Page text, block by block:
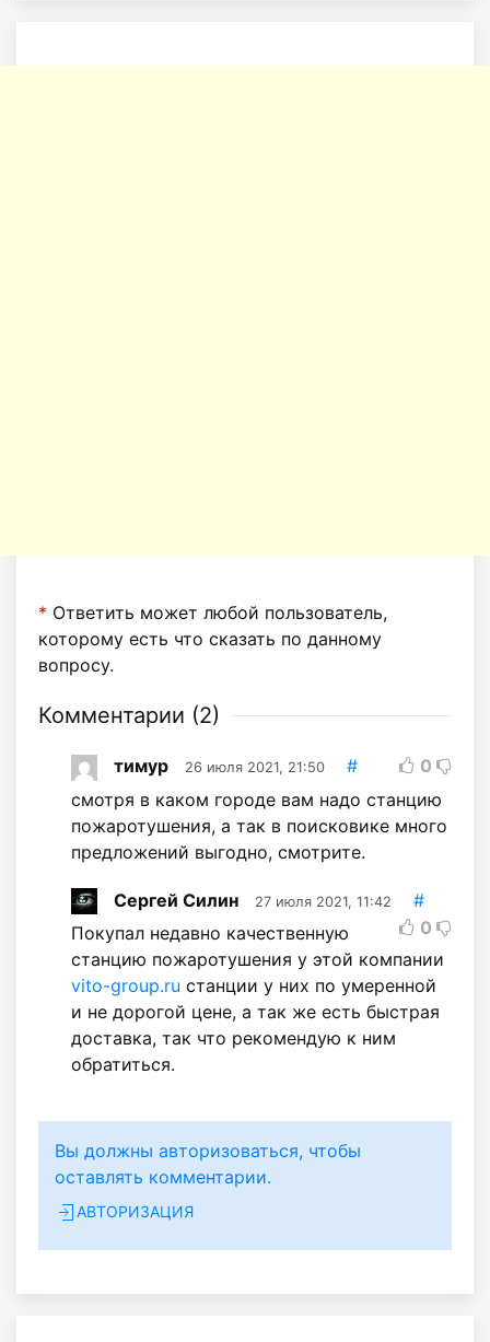
* Ответить может любой пользователь,
которому есть что сказать по данному
вопросу.
Комментарии (2)
тимур 26 июля 2021, 21:50 #
0
смотря в каком городе вам надо станцию
пожаротушения, а так в поисковике много
предложений выгодно, смотрите.
Сергей Силин 27 июля 2021, 11:42
#
0
Покупал недавно качественную
станцию пожаротушения у этой компании
vito-group.ru станции у них по умеренной
и не дорогой цене, а так же есть быстрая
доставка, так что рекомендую к ним
обратиться.
Вы должны авторизоваться, чтобы
оставлять комментарии.
АВТОРИЗАЦИЯ